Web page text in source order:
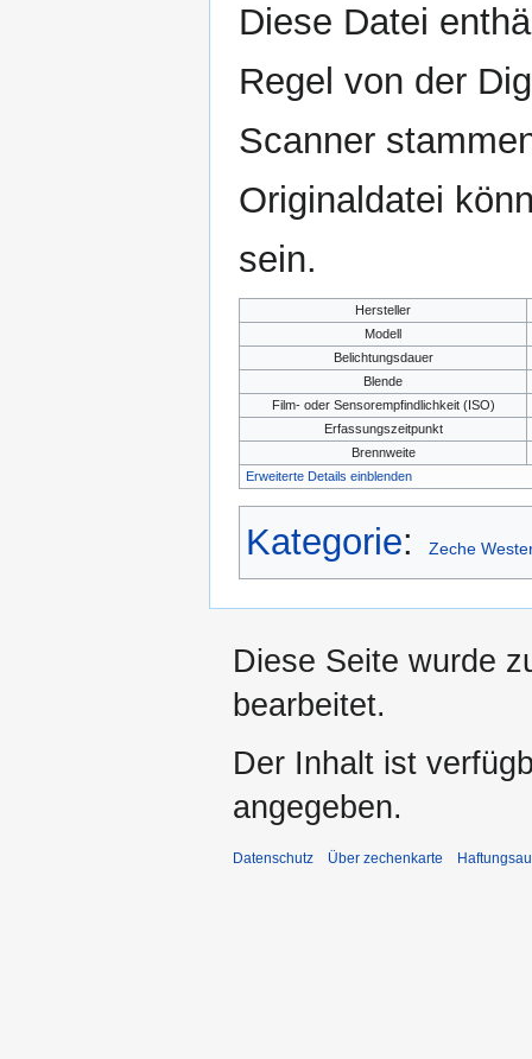
Diese Datei
Regel von der
Scanner
Originaldatei
sein.
Hersteller
Modell
Belichtungsdauer
Blende
Film- oder Sensorempfindlichkeit (ISO)
Erfassungszeitpunkt
Brennweite
Erweiterte Details einblenden
Kategorie: Zeche
Diese Seite wurde
bearbeitet.
Der Inhalt ist
angegeben.
Datenschutz Über zechenkarte